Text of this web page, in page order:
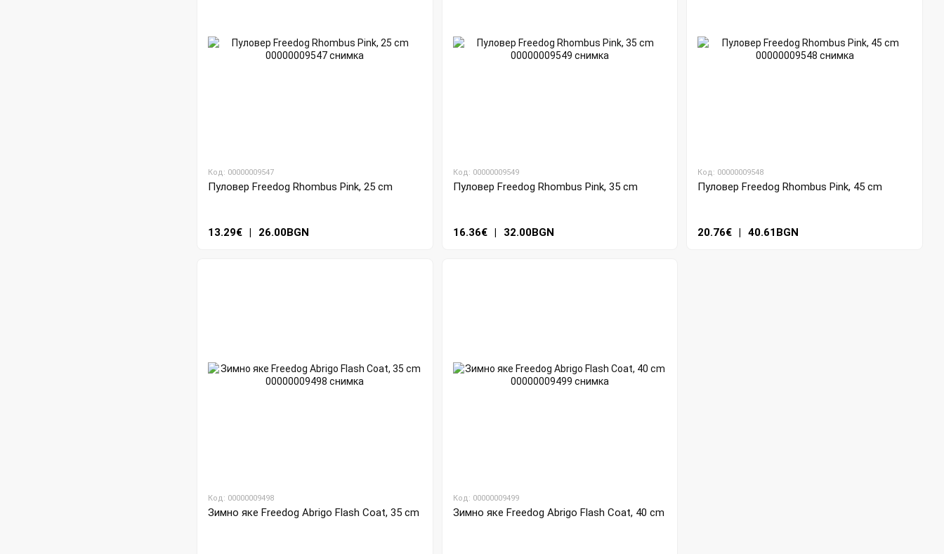
Код: 00000009547
Пуловер Freedog Rhombus Pink, 25 cm
13.29€ | 26.00BGN
Код: 00000009549
Пуловер Freedog Rhombus Pink, 35 cm
16.36€ | 32.00BGN
Код: 00000009548
Пуловер Freedog Rhombus Pink, 45 cm
20.76€ | 40.61BGN
Код: 00000009498
Зимно яке Freedog Abrigo Flash Coat, 35 cm
Код: 00000009499
Зимно яке Freedog Abrigo Flash Coat, 40 cm